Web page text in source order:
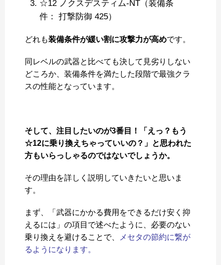
☆12 ノクスデスティム-NT（装備条
件： 打撃防御 425）
どれも装備条件が緩い割に攻撃力が高めです。
同レベルの武器と比べても決して見劣りしない
どころか、装備条件を満たした段階で最強クラ
スの性能となっています。
そして、注目したいのが3番目！「えっ？もう
☆12に乗り換えちゃっていいの？」と思われた
方もいらっしゃるのではないでしょうか。
その理由を詳しく説明していきたいと思いま
す。
まず、「武器にかかる費用をできるだけ安く抑
えるには」の項目で述べたように、必要のない
乗り換えを避けることで、
メセタの節約に繋が
るようになります。